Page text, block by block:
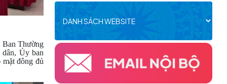
Thường
Ủy ban
đông đủ
(24/03/2026)
HỘI KHUYẾN HỌC TỈNH TỔ CHỨC HỘI
NGHỊ LẦN THỨ HAI VỀ CÔNG TÁC KHUYẾN
ĐẸP
(19/03/2026)